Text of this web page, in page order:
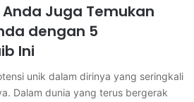
Juga Temukan
dengan 5
Ini
unik dalam dirinya yang seringkali
Dalam dunia yang terus bergerak